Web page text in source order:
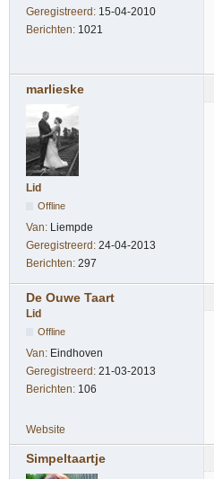
Geregistreerd: 15-04-2010
Berichten: 1021
marlieske
Lid
Offline
Van: Liempde
Geregistreerd: 24-04-2013
Berichten: 297
De Ouwe Taart
Lid
Offline
Van: Eindhoven
Geregistreerd: 21-03-2013
Berichten: 106
Website
Simpeltaartje